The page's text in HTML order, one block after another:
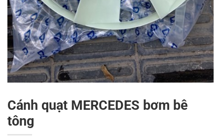
Cánh quạt MERCEDES bơm bê
tông